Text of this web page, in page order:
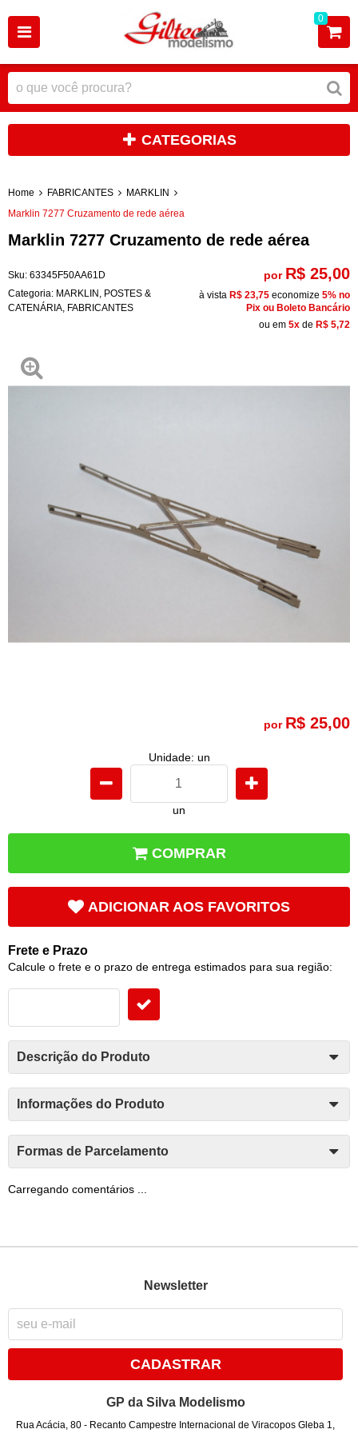
0
CATEGORIAS
Home FABRICANTES
MARKLIN
Marklin 7277 Cruzamento de rede aérea
Marklin 7277 Cruzamento de rede aérea
Sku: 63345F50AA61D
Categoria: MARKLIN POSTES &
CATENÁRIA FABRICANTES
por R$ 25,00
à vista R$ 23,75 economize 5% no
Pix ou Boleto Bancário
ou em 5x de R$ 5,72
por R$ 25,00
Unidade: un
un
COMPRAR
ADICIONAR AOS FAVORITOS
Frete e Prazo
Calcule o frete e o prazo de entrega estimados para sua região:
Descrição do Produto
Informações do Produto
Formas de Parcelamento
Carregando comentários ...
Newsletter
CADASTRAR
GP da Silva Modelismo
Rua Acácia, 80 - Recanto Campestre Internacional de Viracopos Gleba 1,